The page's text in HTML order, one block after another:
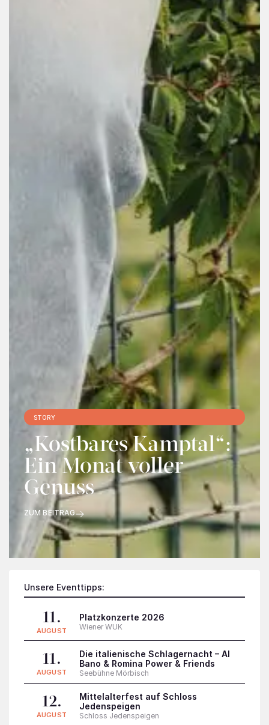
STORY
„Kostbares Kamptal“:
Ein Monat voller
Genuss
ZUM BEITRAG
Unsere Eventtipps:
11.
AUGUST
Platzkonzerte 2026
Wiener WUK
11.
AUGUST
Die italienische Schlagernacht – Al
Bano & Romina Power & Friends
Seebühne Mörbisch
12.
AUGUST
Mittelalterfest auf Schloss
Jedenspeigen
Schloss Jedenspeigen